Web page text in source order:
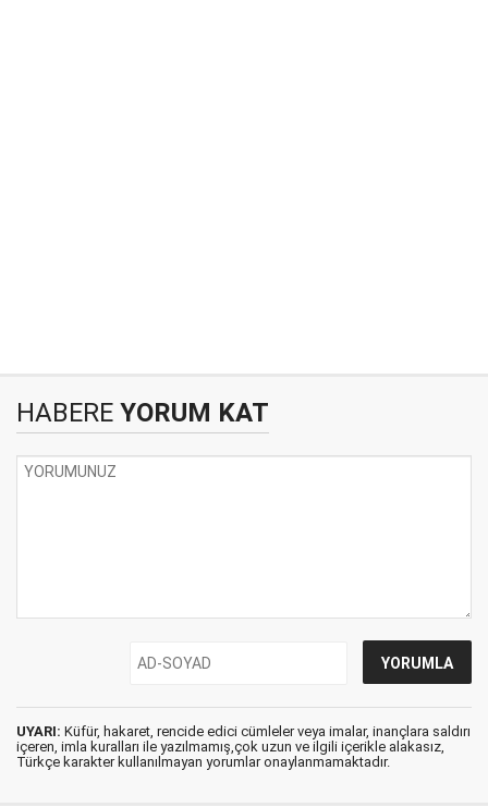
HABERE YORUM KAT
UYARI: Küfür, hakaret, rencide edici cümleler veya imalar, inançlara saldırı
içeren, imla kuralları ile yazılmamış,çok uzun ve ilgili içerikle alakasız,
Türkçe karakter kullanılmayan yorumlar onaylanmamaktadır.